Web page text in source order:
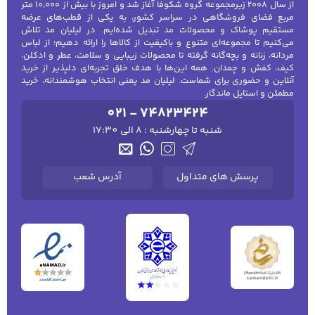
کیف دستی، کیف دوشی، کیف اداری، کیف تک‌بند، کیف
لپ‌تاپ، کیف خلبانی، کوله‌پشتی و کیف کمری تنها بخشی
از دنیای گسترده کیف‌ها هستند که هر کدام ویژگی‌ها و
کاربردهای خاص خود را دارند. برای مثال، کیف دستی
بیشتر برای موقعیت‌های رسمی و استایل‌های زنانه
انتخاب می‌شود، در حالی که کوله‌پشتی برای دانشجویان،
مسافران و حتی افراد علاقه‌مند به استایل اسپرت بهترین
گزینه است. نکته مهم دیگر در انتخاب کیف، توجه به
کیفیت، جنس، وزن و طراحی آن است. یک کیف خوب باید
علاوه بر زیبایی و تناسب با استایل شما، از نظر کاربردی نیز
پاسخگوی نیازهای روزانه باشد. به همین دلیل آشنایی با
انواع کیف و شناخت ویژگی‌های هر مدل، اولین گام در
یک خرید موفق به شمار می‌رود. در این مقاله از فروشگاه
اینترنتیلیلیان مدقصد داریم به معرفی جامع و تخصصی
انواع کیف بپردازیم و آن‌ها را بر اساس کاربری زنانه،
مردانه، دخترانه و پسرانه بررسی کنیم. با مطالعه این
راهنما شما می‌توانید متناسب با سلیقه، سبک زندگی و
نیازهای شخصی خود بهترین کیف را انتخاب کنید و
تجربه‌ای مطمئن از خریدی هوشمندانه و کاربردی داشته
باشید.
انواع کیف بر اساس کاربرد
از سال ۲۰۰۸ زیرمجموعه گروه شکوفا آغاز شد و امروز با بیش از ۱۰٬۰۰۰ متر
مربع فضای فروشگاهی در سراسر کشور، به یکی از قطب‌های عرضه
مستقیم پوشاک و محصولات مد تبدیل شده‌ایم. در لیلیان مد تلاش
می‌کنیم تا مجموعه‌ای متنوع و باکیفیت از کالاها را ارائه دهیم؛ از لباس
مردانه، زنانه و بچه‌گانه گرفته تا محصولات زیبایی و سلامت، عطر و ادکلن،
کیف، کفش و چمدان. همه این‌ها با هدف خلق تجربه‌ای دلپذیر از خرید
آنلاین و حضوری برای شماست. لیلیان مد یعنی انتخاب هوشمندانه، خرید
مطمئن و استایل ماندگار.
021 - 74823424
شنبه تا چهارشنبه : 8 الی 17:30
پرسش های متداول آدرس شعب